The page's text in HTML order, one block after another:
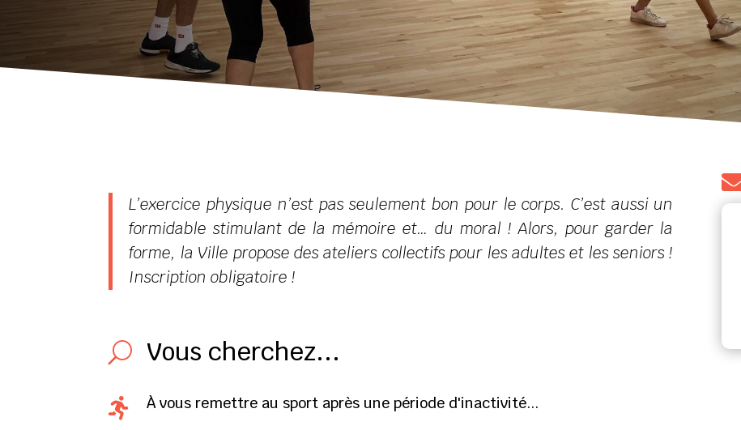
L’exercice physique n’est pas seulement bon pour le corps. C’est aussi un
formidable stimulant de la mémoire et… du moral ! Alors, pour garder la
forme, la Ville propose des ateliers collectifs pour les adultes et les seniors !
Inscription obligatoire !
U Vous cherchez...
 À vous remettre au sport après une période d'inactivité...